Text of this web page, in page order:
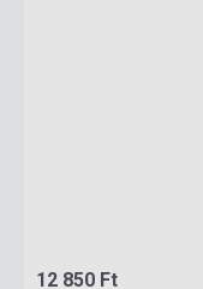
12 850 Ft